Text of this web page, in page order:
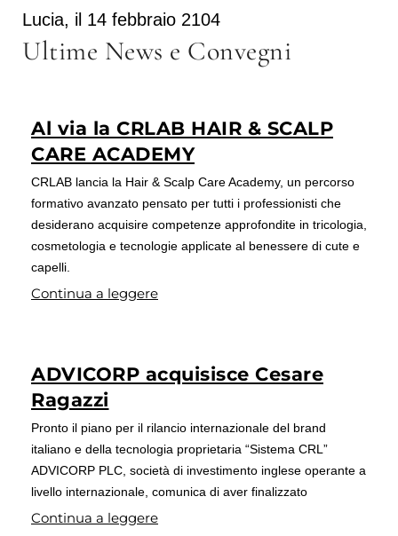
Lucia, il 14 febbraio 2104
Ultime News e Convegni
Al via la CRLAB HAIR & SCALP
CARE ACADEMY
CRLAB lancia la Hair & Scalp Care Academy, un percorso
formativo avanzato pensato per tutti i professionisti che
desiderano acquisire competenze approfondite in tricologia,
cosmetologia e tecnologie applicate al benessere di cute e
capelli.
Continua a leggere
ADVICORP acquisisce Cesare
Ragazzi
Pronto il piano per il rilancio internazionale del brand
italiano e della tecnologia proprietaria “Sistema CRL”
ADVICORP PLC, società di investimento inglese operante a
livello internazionale, comunica di aver finalizzato
Continua a leggere